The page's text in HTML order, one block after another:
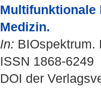
Multifunktionale
Medizin.
In: BIOspektrum.
ISSN 1868-6249
DOI der